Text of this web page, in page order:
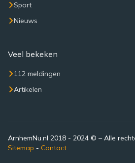
Sport
Nieuws
Veel bekeken
112 meldingen
Artikelen
ArnhemNu.nl 2018 - 2024 © – Alle
Sitemap - Contact